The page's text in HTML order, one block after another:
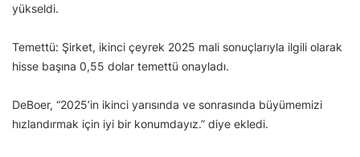
yükseldi.
Temettü: Şirket, ikinci çeyrek 2025 mali sonuçlarıyla ilgili olarak
hisse başına 0,55 dolar temettü onayladı.
DeBoer, “2025’in ikinci yarısında ve sonrasında büyümemizi
hızlandırmak için iyi bir konumdayız.” diye ekledi.